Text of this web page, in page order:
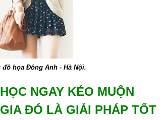
họa Đông Anh - Hà Nội.
NGAY KẺO MUỘN
ĐÓ LÀ GIẢI PHÁP TỐT